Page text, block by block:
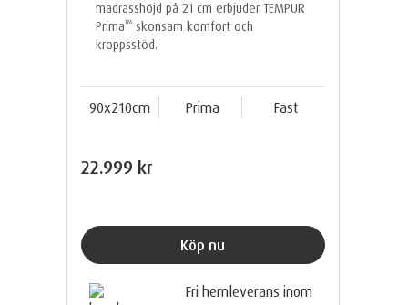
madrasshöjd på 21 cm erbjuder TEMPUR
Prima™skonsam komfort och
kroppsstöd.
90x210cm Prima Fast
22.999 kr
Köp nu
Fri hemleverans inom